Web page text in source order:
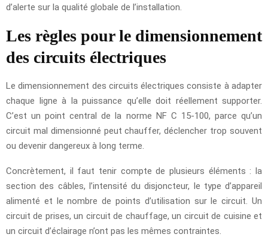
d’alerte sur la qualité globale de l’installation.
Les règles pour le dimensionnement
des circuits électriques
Le dimensionnement des circuits électriques consiste à adapter
chaque ligne à la puissance qu’elle doit réellement supporter.
C’est un point central de la norme NF C 15-100, parce qu’un
circuit mal dimensionné peut chauffer, déclencher trop souvent
ou devenir dangereux à long terme.
Concrètement, il faut tenir compte de plusieurs éléments : la
section des câbles, l’intensité du disjoncteur, le type d’appareil
alimenté et le nombre de points d’utilisation sur le circuit. Un
circuit de prises, un circuit de chauffage, un circuit de cuisine et
un circuit d’éclairage n’ont pas les mêmes contraintes.